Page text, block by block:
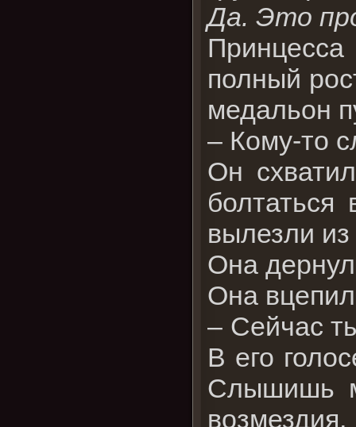
Да. Это
полный
медальон
– Кому-то
Он
вылезли
Она
Она
– Сейчас
В его
Слышишь